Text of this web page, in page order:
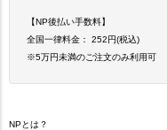
【NP後払い手数料】
全国一律料金： 252円(税込)
※5万円未満のご注文のみ利用可
NPとは？